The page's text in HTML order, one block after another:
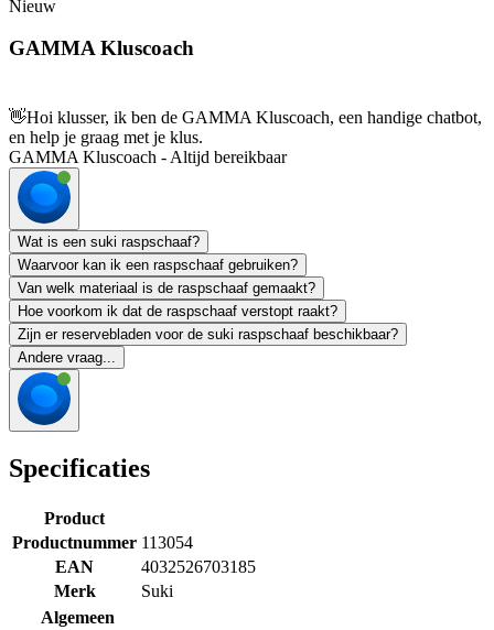
Nieuw
GAMMA Kluscoach
👋Hoi klusser, ik ben de GAMMA Kluscoach, een handige chatbot,
en help je graag met je klus.
GAMMA Kluscoach - Altijd bereikbaar
Wat is een suki raspschaaf?
Waarvoor kan ik een raspschaaf gebruiken?
Van welk materiaal is de raspschaaf gemaakt?
Hoe voorkom ik dat de raspschaaf verstopt raakt?
Zijn er reservebladen voor de suki raspschaaf beschikbaar?
Andere vraag...
Specificaties
Product
Productnummer 113054
EAN
4032526703185
Merk
Suki
Algemeen